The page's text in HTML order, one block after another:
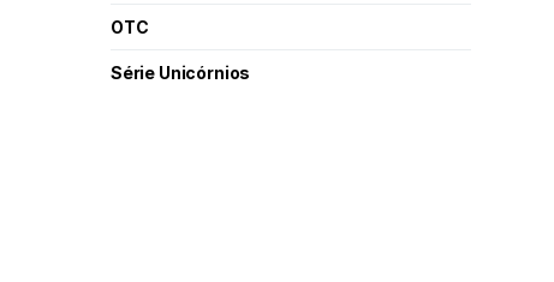
OTC
Série Unicórnios